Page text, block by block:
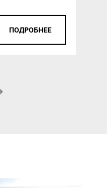
ПОДРОБНЕЕ